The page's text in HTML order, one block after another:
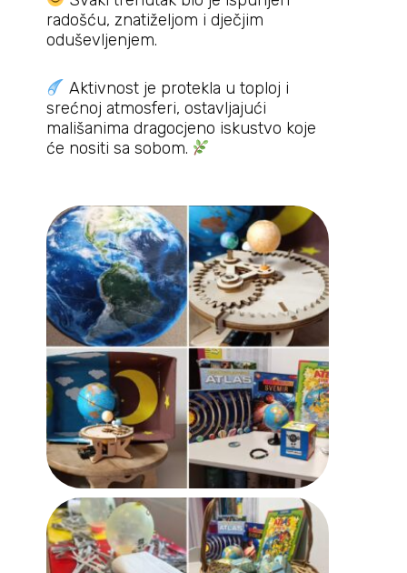
radošću, znatiželjom i dječjim
oduševljenjem.
Aktivnost je protekla u toploj i
srećnoj atmosferi, ostavljajući
mališanima dragocjeno iskustvo koje
će nositi sa sobom.